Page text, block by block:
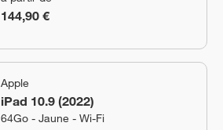
144,90 €
Apple
iPad 10.9 (2022)
64Go - Jaune - Wi-Fi